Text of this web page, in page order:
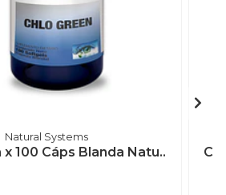
Natural Systems
x 100 Cáps Blanda Natu..